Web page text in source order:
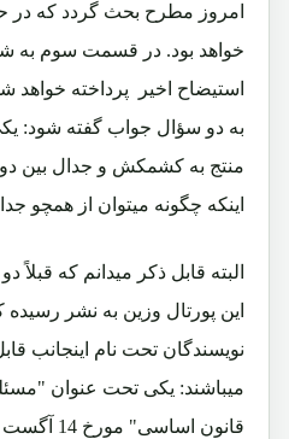
امروز مطرح بحث گردد که در
خواهد بود. در قسمت سوم به
استیضاح اخیر پرداخته خواهد
به دو سؤال جواب گفته شود: یکی
منتج به کشمکش و جدال بین
اینکه چگونه میتوان از همچو
البته قابل ذکر میدانم که قبلاً
این پورتال وزین به نشر
نویسندگان تحت نام اینجانب
میباشند: یکی تحت عنوان